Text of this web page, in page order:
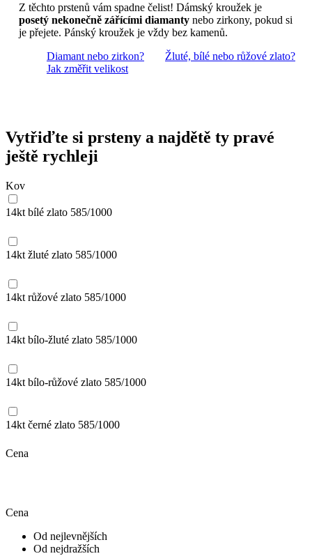
Z těchto prstenů vám spadne čelist! Dámský kroužek je
posetý nekonečně zářícími diamanty nebo zirkony, pokud si
je přejete. Pánský kroužek je vždy bez kamenů.
Diamant nebo zirkon?
Žluté, bílé nebo růžové zlato?
Jak změřit velikost
Vytřiďte si prsteny a najdětě ty pravé
ještě rychleji
Kov
14kt bílé zlato 585/1000
14kt žluté zlato 585/1000
14kt růžové zlato 585/1000
14kt bílo-žluté zlato 585/1000
14kt bílo-růžové zlato 585/1000
14kt černé zlato 585/1000
Cena
Cena
Od nejlevnějších
Od nejdražších